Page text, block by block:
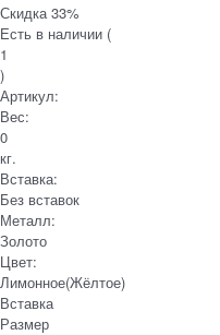
Скидка 33%
Есть в наличии (
1
)
Артикул:
Вес:
0
кг.
Вставка:
Без вставок
Металл:
Золото
Цвет:
Лимонное(Жёлтое)
Вставка
Размер